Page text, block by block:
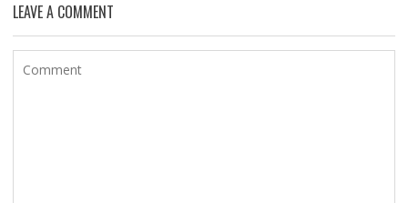
LEAVE A COMMENT